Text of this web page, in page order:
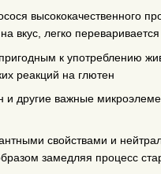
высококачественного
вкус, легко
к употреблению
реакций на глютен
и другие важные
свойствами и
замедляя процесс